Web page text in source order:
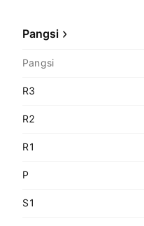
Pangsi
Pangsi
R3
R2
R1
P
S1